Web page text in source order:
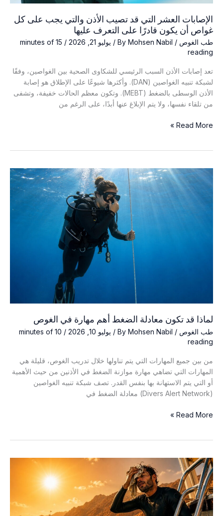
الإصابات العشر التي قد تصيب الأذن والتي يجب على كل
غواص أن يكون قادرًا على التعرف عليها
طب الغوص/ By
Mohsen Nabil
/يوليو 21, 2026 /
15 minutes of
reading
تعد إصابات الأذن السبب الرئيسي للشكاوى الصحية بين الغواصين، وفقًا
لشبكة تنبيه الغواصين (DAN). وأكثرها شيوعًا على الإطلاق هو إصابة
الأذن الوسطى بالضغط (MEBT). وتكون معظم الحالات خفيفة، وتشفى
من تلقاء نفسها، ولا يتم الإبلاغ عنها أبدًا، على الرغم من
الإصابات
تصيب
Read More »
لماذا قد تكون معادلة الضغط أهم مهارة في الغوص
طب الغوص/ By
Mohsen Nabil
/يوليو 10, 2026 /
10 minutes of
reading
من بين جميع المهارات التي يتم تناولها خلال تدريب الغوص، قليلة هي
المهارات التي تضاهي مهارة موازنة الضغط في الأذنين من حيث الأهمية
أو التي يتم الاستهانة بها بنفس القدر. تصف شبكة تنبيه الغواصين
لماذا
الضغط
مهارة
الغوص
Read More »